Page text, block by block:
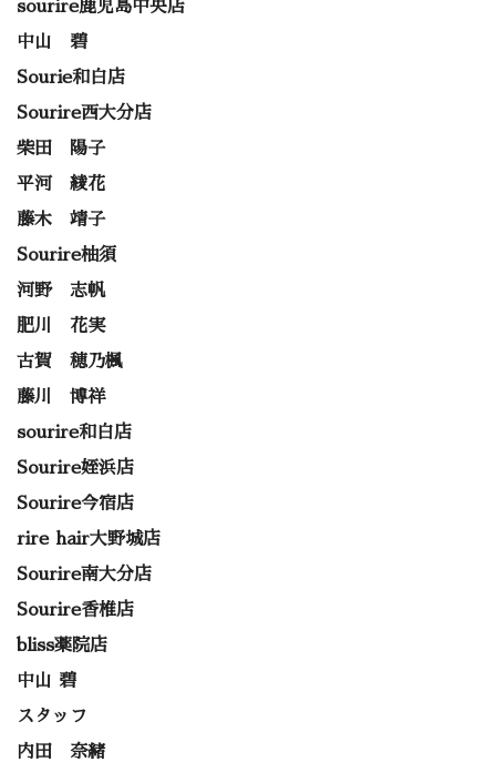
sourire鹿児島中央店
中山 碧
Sourie和白店
Sourire西大分店
柴田 陽子
平河 綾花
藤木 靖子
Sourire柚須
河野 志帆
肥川 花実
古賀 穂乃楓
藤川 博祥
sourire和白店
Sourire姪浜店
Sourire今宿店
rire hair大野城店
Sourire南大分店
Sourire香椎店
bliss薬院店
中山 碧
スタッフ
内田 奈緒